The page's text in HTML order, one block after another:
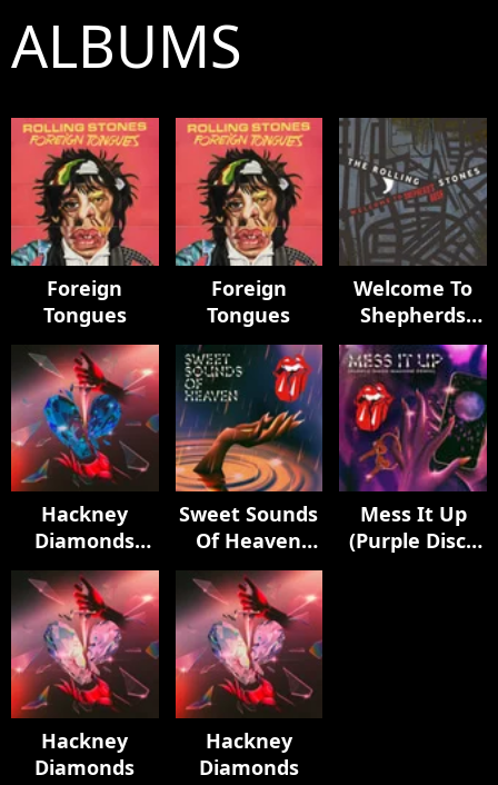
ALBUMS
Foreign
Tongues
Foreign
Tongues
Welcome To
Shepherds
Bush (Live)
Hackney
Diamonds
(Live Edition)
Sweet Sounds
Of Heaven
(feat. Lady
Gaga) [Live at
Racket, NYC]
Mess It Up
(Purple Disco
Hackney
Diamonds
Hackney
Diamonds